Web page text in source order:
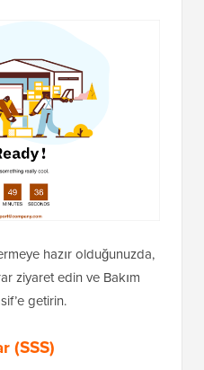
için ‘Canlı Sayfayı Gör’
bu şekildedir.